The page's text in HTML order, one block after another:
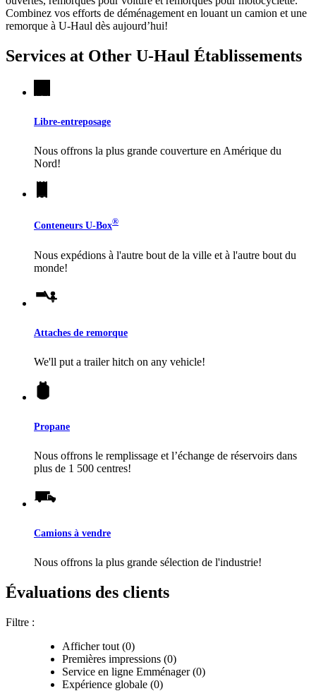
Combinez vos efforts de déménagement en louant un camion et une
remorque à U-Haul dès aujourd’hui!
Services at Other U-Haul Établissements
Libre-entreposage
Nous offrons la plus grande couverture en Amérique du
Nord!
Conteneurs U-Box®
Nous expédions à l'autre bout de la ville et à l'autre bout du
monde!
Attaches de remorque
We'll put a trailer hitch on any vehicle!
Propane
Nous offrons le remplissage et l’échange de réservoirs dans
plus de 1 500 centres!
Camions à vendre
Nous offrons la plus grande sélection de l'industrie!
Évaluations des clients
Filtre :
Afficher tout (0)
Premières impressions (0)
Service en ligne Emménager (0)
Expérience globale (0)